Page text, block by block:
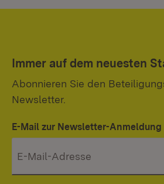
Immer auf dem neuesten
Abonnieren Sie den
Newsletter.
E-Mail zur Newsletter-Anmeldung